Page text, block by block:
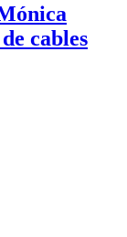
cables